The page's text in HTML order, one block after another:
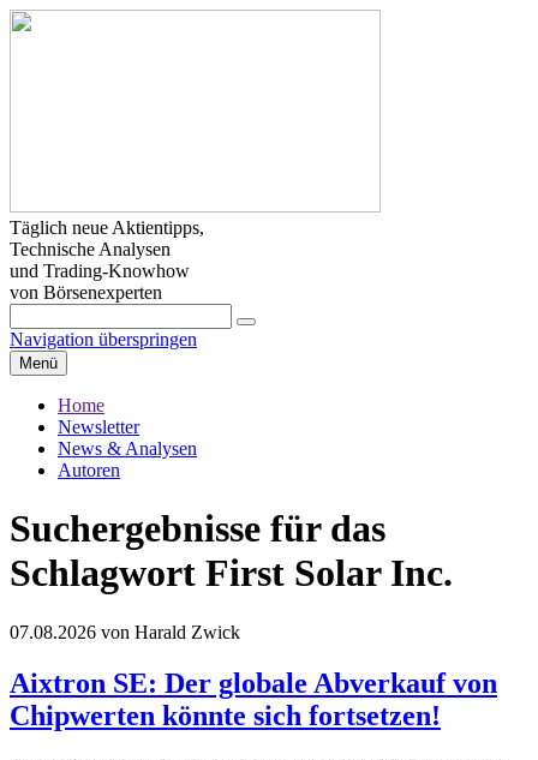
Täglich neue Aktientipps,
Technische Analysen
und Trading-Knowhow
von Börsenexperten
Navigation überspringen
Menü
Home
Newsletter
News & Analysen
Autoren
Suchergebnisse für das
Schlagwort First Solar Inc.
07.08.2026 von Harald Zwick
Aixtron SE: Der globale Abverkauf von
Chipwerten könnte sich fortsetzen!